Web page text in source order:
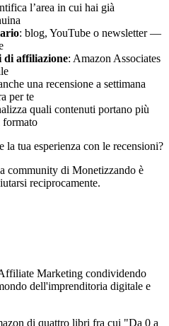
l’area in cui hai già
: blog, YouTube o newsletter —
di affiliazione: Amazon Associates
una recensione a settimana
per te
quali contenuti portano più
formato
tua esperienza con le recensioni?
community di Monetizzando è
reciprocamente.
Marketing condividendo
dell'imprenditoria digitale e
di quattro libri fra cui "Da 0 a